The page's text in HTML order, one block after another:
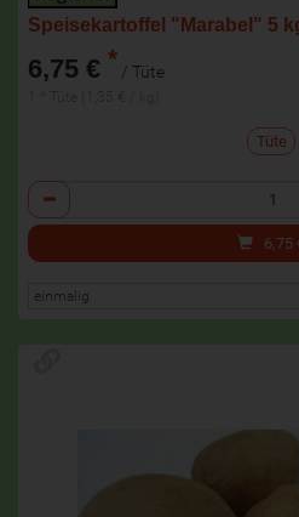
6,75 € * / Tüte
Tüte
Anzahl
6,75